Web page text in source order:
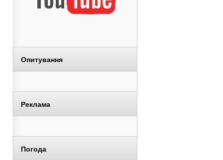
Опитування
Реклама
Погода